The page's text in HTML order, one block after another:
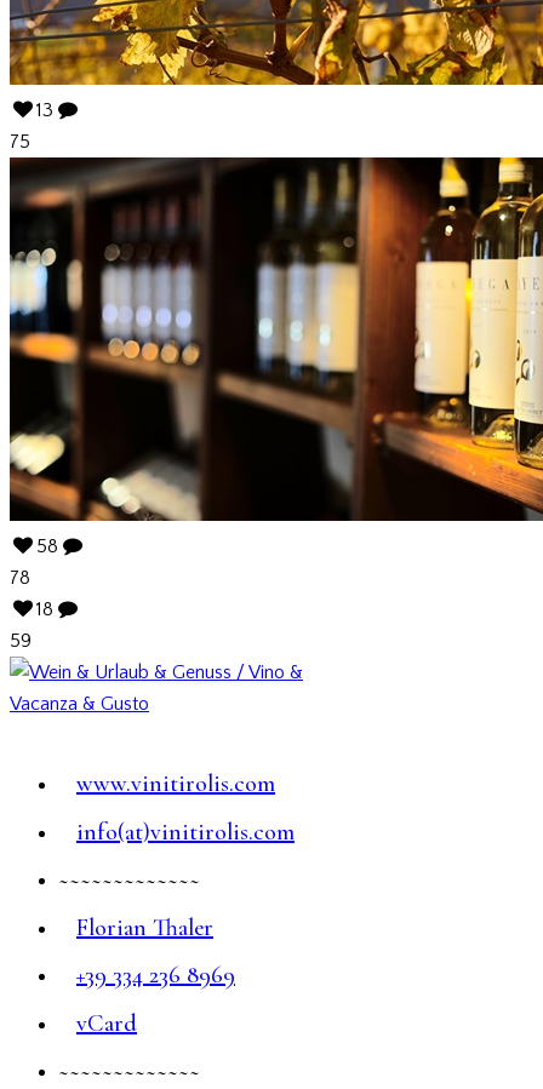
13
75
58
78
18
59
www.vinitirolis.com
info(at)vinitirolis.com
~~~~~~~~~~~~~
Florian Thaler
+39 334 236 8969
vCard
~~~~~~~~~~~~~